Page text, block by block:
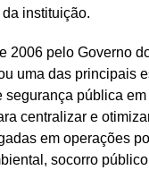
instituição.
2006 pelo Governo
uma das principais
segurança pública em
centralizar e
em operações
socorro